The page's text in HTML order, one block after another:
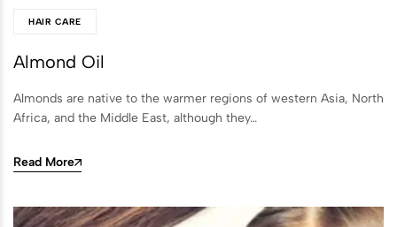
HAIR CARE
Almond Oil
Almonds are native to the warmer regions of western Asia, North
Africa, and the Middle East, although they…
Read More